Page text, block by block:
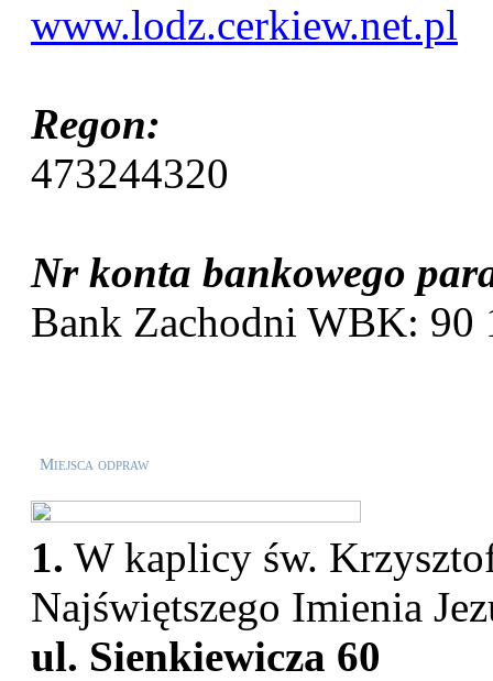
www.lodz.cerkiew.net.pl
Regon:
473244320
Nr konta bankowego
Bank Zachodni WBK: 90
Miejsca odpraw
1. W kaplicy św.
Najświętszego Imienia
ul. Sienkiewicza 60